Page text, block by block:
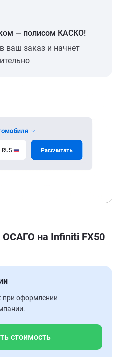
— полисом КАСКО!
ваш заказ и начнет
на Infiniti FX50
при оформлении
стоимость